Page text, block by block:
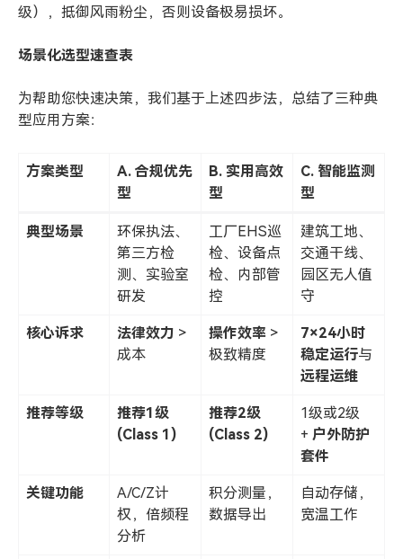
级），抵御风雨粉尘，否则设备极易损坏。
场景化选型速查表
为帮助您快速决策，我们基于上述四步法，总结了三种典
型应用方案：
方案类型 A. 合规优先
型
B. 实用高效
型
C. 智能监测
型
典型场景
环保执法、
第三方检
测、实验室
研发
工厂EHS巡
检、设备点
检、内部管
控
建筑工地、
交通干线、
园区无人值
守
核心诉求 法律效力 >
成本
操作效率 >
极致精度
7×24小时
稳定运行与
远程运维
推荐等级
推荐1级
(Class 1)
推荐2级
(Class 2)
1级或2级
+ 户外防护
套件
关键功能
A/C/Z计
权，倍频程
分析
积分测量，
数据导出
自动存储，
宽温工作